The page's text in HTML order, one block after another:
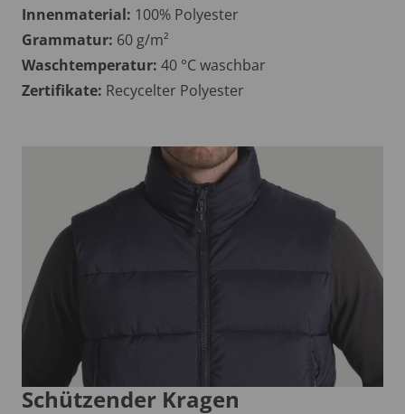
Innenmaterial: 100% Polyester
Grammatur: 60 g/m²
Waschtemperatur: 40 °C waschbar
Zertifikate: Recycelter Polyester
Schützender Kragen